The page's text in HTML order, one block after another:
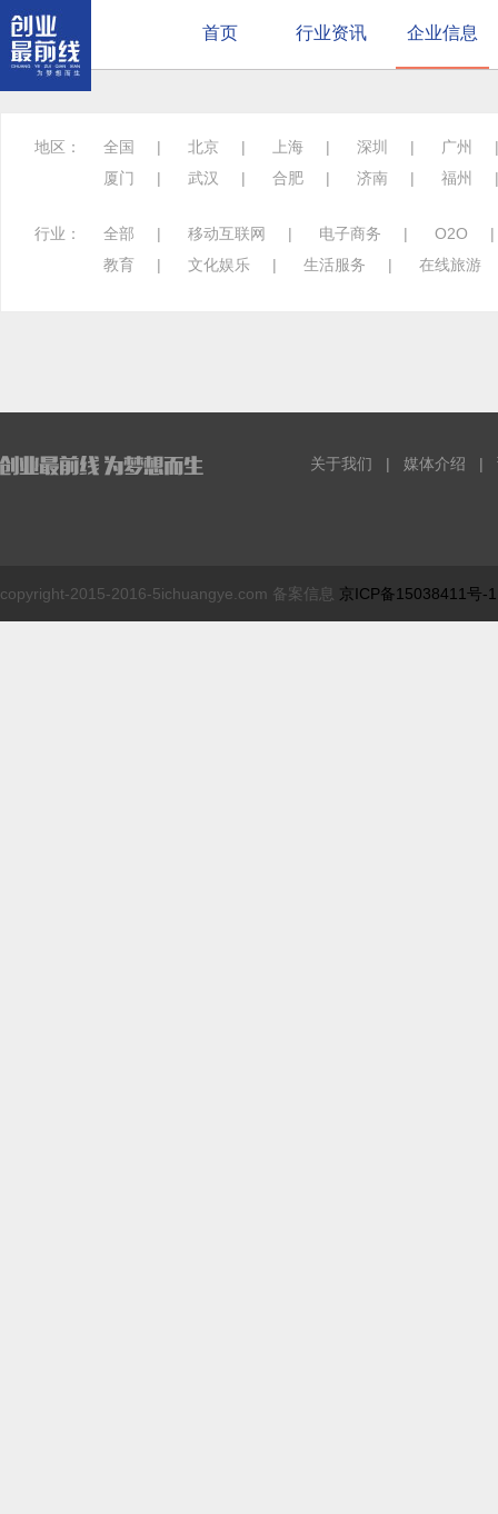
首页 行业资讯 企业信息
地区： 全国 | 北京 | 上海 | 深圳 | 广州
厦门
| 武汉 | 合肥 | 济南 | 福州
行业： 全部 | 移动互联网 | 电子商务 | O2O
|
教育
| 文化娱乐 | 生活服务 | 在线旅游
关于我们 | 媒体介绍 |
copyright-2015-2016-5ichuangye.com 备案信息 京ICP备15038411号-1